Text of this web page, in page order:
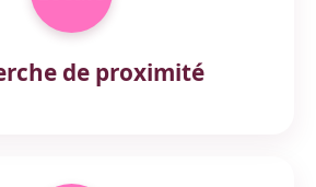
de proximité